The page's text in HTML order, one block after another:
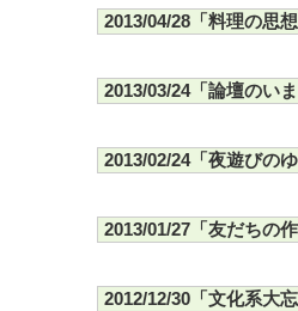
2013/04/28「料理の思
2013/03/24「論壇のい
2013/02/24「夜遊びの
2013/01/27「友だちの
2012/12/30「文化系大